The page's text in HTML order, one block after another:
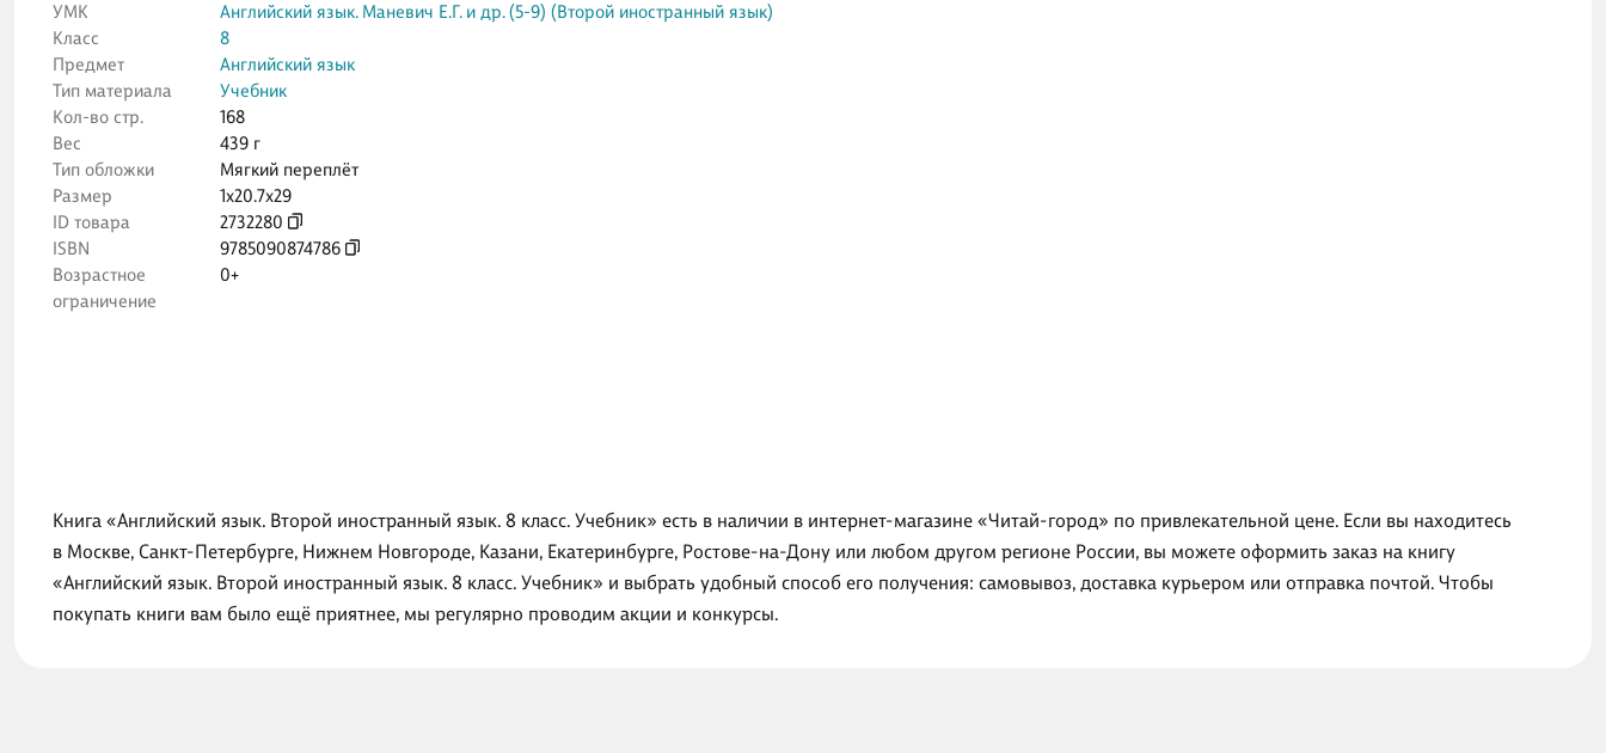
УМК
Английский язык. Маневич Е.Г. и др. (5-9) (Второй иностранный язык)
Класс
8
Предмет
Английский язык
Тип материала
Учебник
Кол-во стр.
168
Вес
439 г
Тип обложки
Мягкий переплёт
Размер
1x20.7x29
ID товара
2732280
ISBN
9785090874786
Возрастное
ограничение
0+
Книга «Английский язык. Второй иностранный язык. 8 класс. Учебник» есть в наличии в интернет-магазине «Читай-город» по привлекательной цене. Если вы находитесь
в Москве, Санкт-Петербурге, Нижнем Новгороде, Казани, Екатеринбурге, Ростове-на-Дону или любом другом регионе России, вы можете оформить заказ на книгу
«Английский язык. Второй иностранный язык. 8 класс. Учебник» и выбрать удобный способ его получения: самовывоз, доставка курьером или отправка почтой. Чтобы
покупать книги вам было ещё приятнее, мы регулярно проводим акции и конкурсы.